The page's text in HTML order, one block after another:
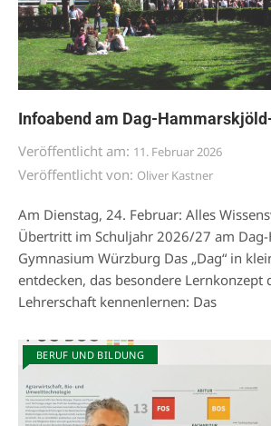
Infoabend am Dag-
Veröffentlicht am: 11. Februar 2026
Veröffentlicht von: Oliver Kastner
Am Dienstag, 24. Februar: Alles
Übertritt im Schuljahr 2026/27 am
Gymnasium Würzburg Das „Dag“ in
entdecken, das besondere Lernkonzept
Lehrerschaft kennenlernen: Das
BERUF UND BILDUNG